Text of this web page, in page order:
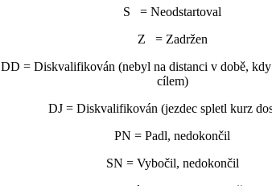
S = Neodstartoval
Z = Zadržen
DD = Diskvalifikován (nebyl na distanci v době,
cílem)
DJ = Diskvalifikován (jezdec spletl kurz
PN = Padl, nedokončil
SN = Vybočil, nedokončil